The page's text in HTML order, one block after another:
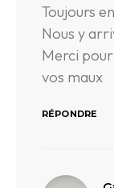
Toujours
Nous y
Merci
vos maux
RÉPONDRE